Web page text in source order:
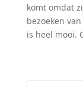
komt omdat
bezoeken
is heel mooi.